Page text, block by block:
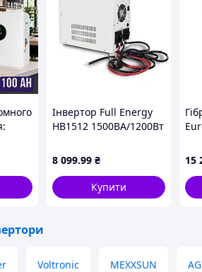
Інвертор Full Energy
HB1512 1500ВА/1200Вт
8 099.99 ₴
Купити
15
Voltronic MEXXSUN